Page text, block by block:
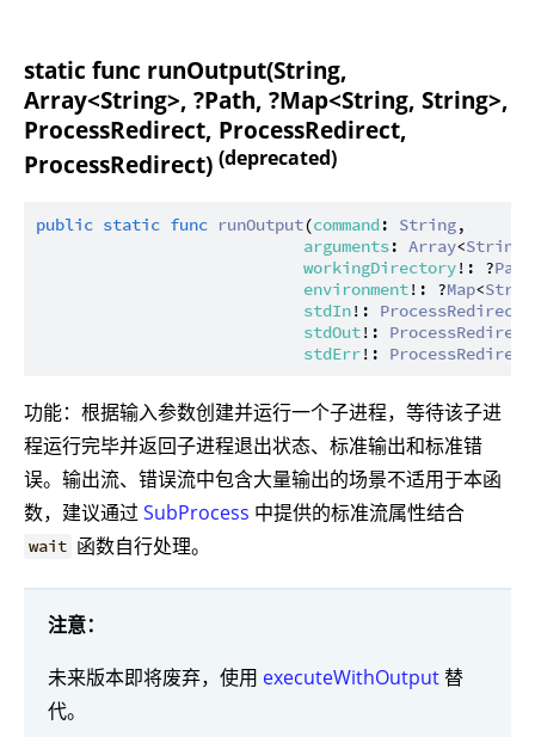
static func runOutput(String,
Array<String>, ?Path, ?Map<String, String>,
ProcessRedirect, ProcessRedirect,
ProcessRedirect) (deprecated)
public static func runOutput(command: String,
arguments: Array<String
workingDirectory!: ?Path
environment!: ?Map<
stdIn!: ProcessRedirect
stdOut!: ProcessRedirect
stdErr!: ProcessRedirect
功能：根据输入参数创建并运行一个子进程，等待该子进
程运行完毕并返回子进程退出状态、标准输出和标准错
误。输出流、错误流中包含大量输出的场景不适用于本函
数，建议通过SubProcess 中提供的标准流属性结合
wait 函数自行处理。
注意：
未来版本即将废弃，使用 executeWithOutput 替
代。